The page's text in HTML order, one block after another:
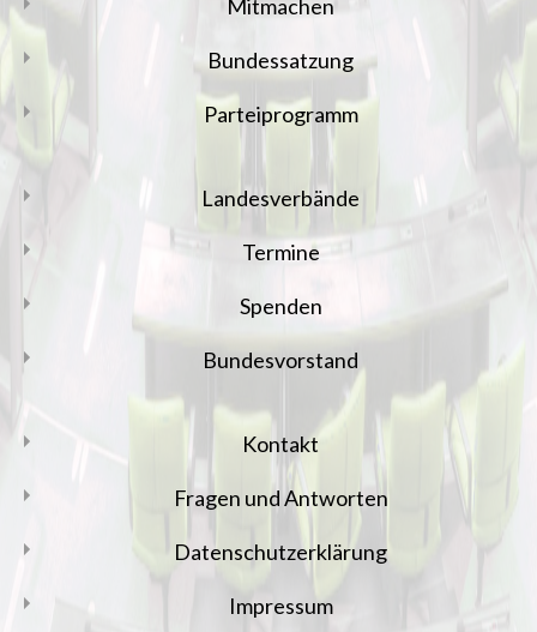
Mitmachen
Bundessatzung
Parteiprogramm
Landesverbände
Termine
Spenden
Bundesvorstand
Kontakt
Fragen und Antworten
Datenschutzerklärung
Impressum